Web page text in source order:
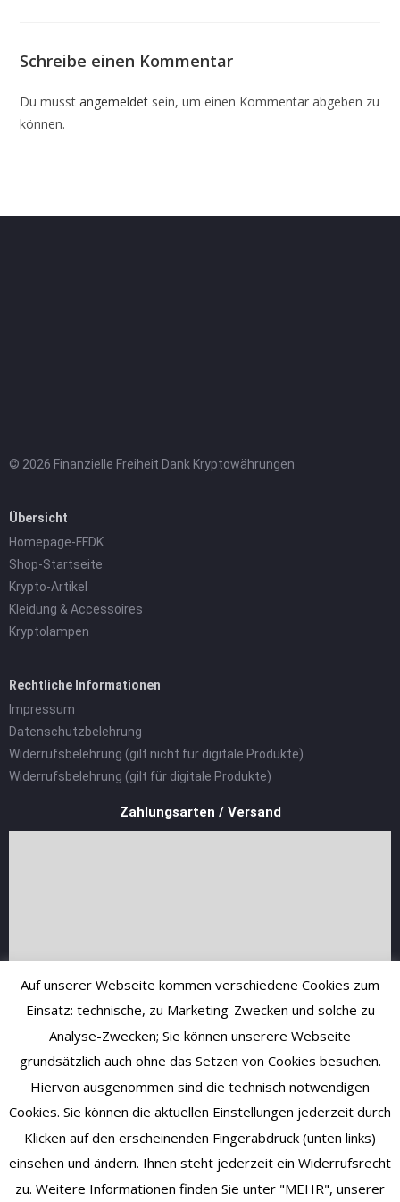
Schreibe einen Kommentar
Du musstangemeldet sein, um einen Kommentar abgeben zu
können.
© 2026 Finanzielle Freiheit Dank Kryptowährungen
Übersicht
Homepage-FFDK
Shop-Startseite
Krypto-Artikel
Kleidung & Accessoires
Kryptolampen
Rechtliche Informationen
Impressum
Datenschutzbelehrung
Widerrufsbelehrung (gilt nicht für digitale Produkte)
Widerrufsbelehrung (gilt für digitale Produkte)
Zahlungsarten / Versand
Auf unserer Webseite kommen verschiedene Cookies zum
Einsatz: technische, zu Marketing-Zwecken und solche zu
Analyse-Zwecken; Sie können unserere Webseite
grundsätzlich auch ohne das Setzen von Cookies besuchen.
Hiervon ausgenommen sind die technisch notwendigen
Cookies. Sie können die aktuellen Einstellungen jederzeit durch
Klicken auf den erscheinenden Fingerabdruck (unten links)
einsehen und ändern. Ihnen steht jederzeit ein Widerrufsrecht
zu. Weitere Informationen finden Sie unter "MEHR", unserer